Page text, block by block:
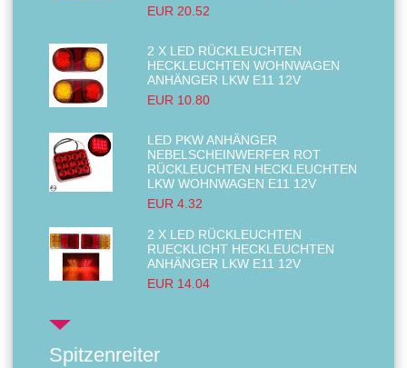
EUR 20.52
2 X LED RÜCKLEUCHTEN
HECKLEUCHTEN WOHNWAGEN
ANHÄNGER LKW E11 12V
EUR 10.80
LED PKW ANHÄNGER
NEBELSCHEINWERFER ROT
RÜCKLEUCHTEN HECKLEUCHTEN
LKW WOHNWAGEN E11 12V
EUR 4.32
2 X LED RÜCKLEUCHTEN
RUECKLICHT HECKLEUCHTEN
ANHÄNGER LKW E11 12V
EUR 14.04
Spitzenreiter